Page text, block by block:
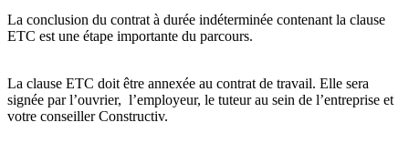
La conclusion du contrat à durée indéterminée contenant la clause
ETC est une étape importante du parcours.
La clause ETC doit être annexée au contrat de travail. Elle sera
signée par l’ouvrier, l’employeur, le tuteur au sein de l’entreprise et
votre conseiller Constructiv.